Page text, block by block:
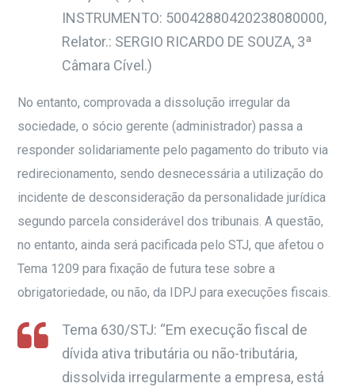
INSTRUMENTO: 50042880420238080000,
Relator.: SERGIO RICARDO DE SOUZA, 3ª
Câmara Cível.)
No entanto, comprovada a dissolução irregular da
sociedade, o sócio gerente (administrador) passa a
responder solidariamente pelo pagamento do tributo via
redirecionamento, sendo desnecessária a utilização do
incidente de desconsideração da personalidade jurídica
segundo parcela considerável dos tribunais. A questão,
no entanto, ainda será pacificada pelo STJ, que afetou o
Tema 1209 para fixação de futura tese sobre a
obrigatoriedade, ou não, da IDPJ para execuções fiscais.
Tema 630/STJ: “Em execução fiscal de
dívida ativa tributária ou não-tributária,
dissolvida irregularmente a empresa, está